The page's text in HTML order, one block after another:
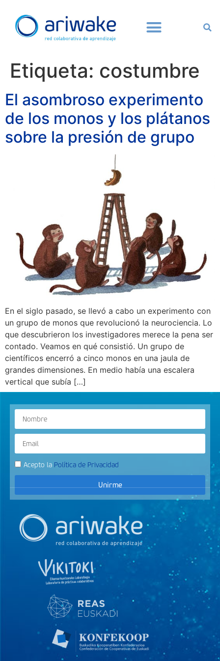
Etiqueta: costumbre
El asombroso experimento
de los monos y los plátanos
sobre la presión de grupo
En el siglo pasado, se llevó a cabo un experimento con
un grupo de monos que revolucionó la neurociencia. Lo
que descubrieron los investigadores merece la pena ser
contado. Veamos en qué consistió. Un grupo de
científicos encerró a cinco monos en una jaula de
grandes dimensiones. En medio había una escalera
vertical que subía […]
Acepto la Política de Privacidad
Unirme